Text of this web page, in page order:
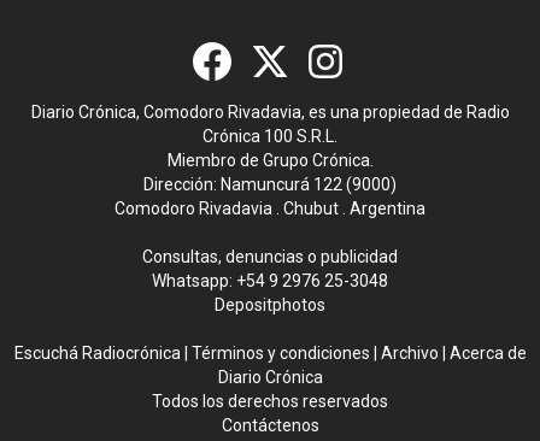
Diario Crónica, Comodoro Rivadavia, es una propiedad de Radio
Crónica 100 S.R.L.
Miembro de Grupo Crónica.
Dirección: Namuncurá 122 (9000)
Comodoro Rivadavia . Chubut . Argentina
Consultas, denuncias o publicidad
Whatsapp: +54 9 2976 25-3048
Depositphotos
Escuchá Radiocrónica Términos y condiciones Archivo
Acerca de
Diario Crónica
Todos los derechos reservados
Contáctenos